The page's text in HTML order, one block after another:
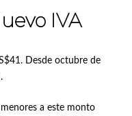
IVA
Desde octubre de
.
a este monto